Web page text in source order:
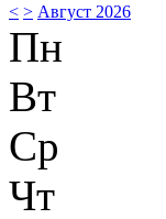
< > Август 2026
Пн
Вт
Ср
Чт